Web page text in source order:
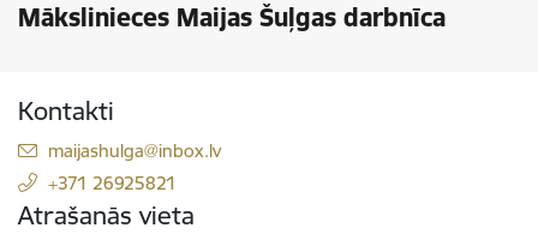
Mākslinieces Maijas Šuļgas darbnīca
Kontakti
E-pasts:
maijashulga@inbox.lv
+371 26925821
Atrašanās vieta